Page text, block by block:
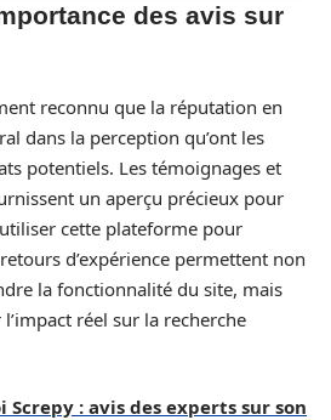
des avis sur
reconnu que la réputation en
dans la perception qu’ont les
potentiels. Les témoignages et
un aperçu précieux pour
cette plateforme pour
retours d’expérience permettent non
la fonctionnalité du site, mais
réel sur la recherche
Screpy : avis des experts sur son